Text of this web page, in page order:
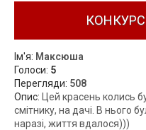
Ім'я: Максюша
Голоси: 5
Перегляди: 508
Опис: Цей красень колись
смітнику, на дачі. В нього
наразі, життя вдалося)))